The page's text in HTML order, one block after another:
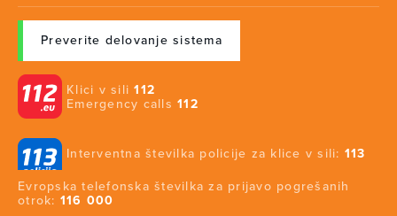
Preverite delovanje sistema
Klici v sili112
Emergency calls 112
Interventna številka policije za klice v sili: 113
Evropska telefonska številka za prijavo pogrešanih
otrok: 116 000